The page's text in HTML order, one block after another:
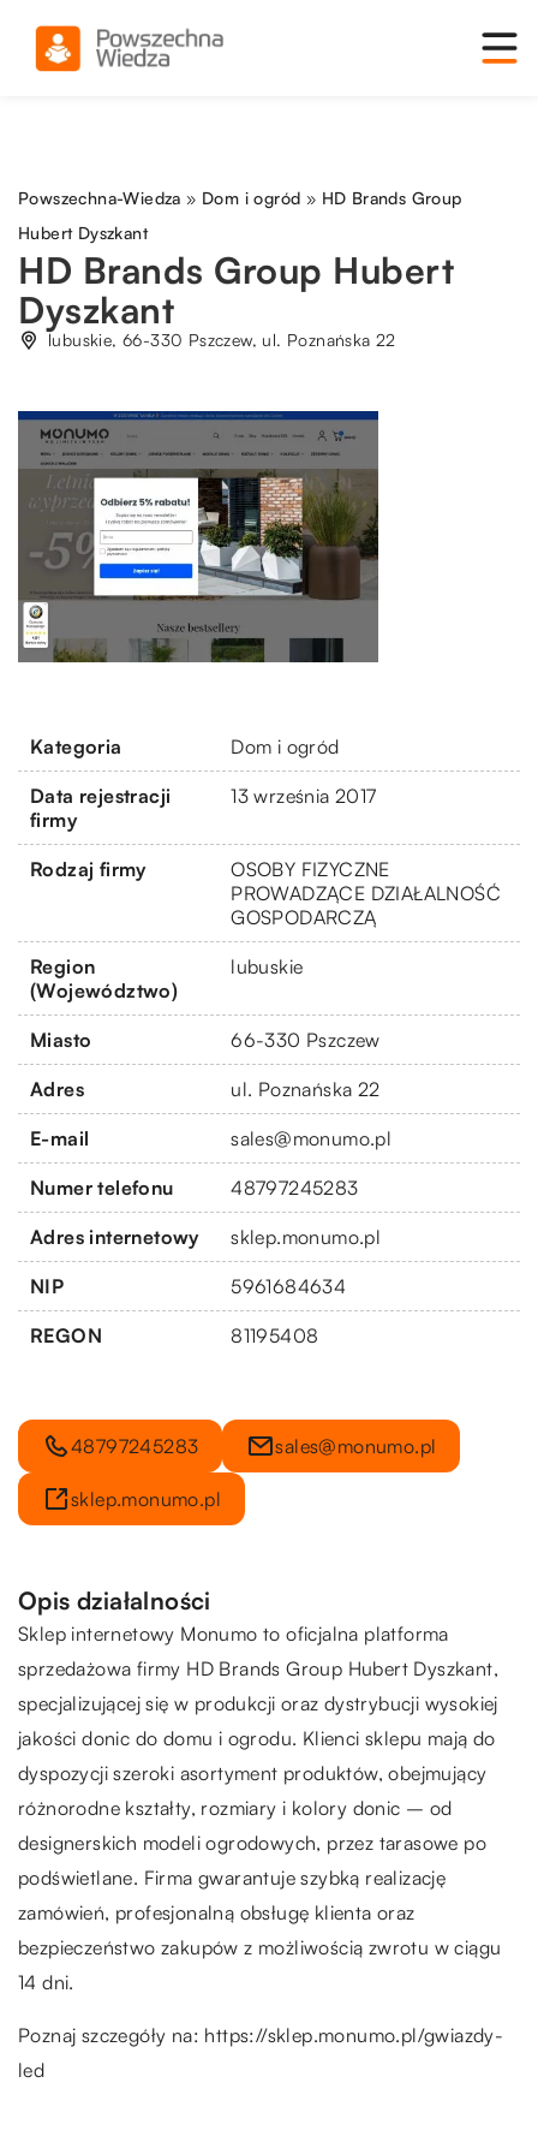
Powszechna-Wiedza » Dom i ogród » HD Brands Group
Hubert Dyszkant
HD Brands Group Hubert
Dyszkant
lubuskie, 66-330 Pszczew, ul. Poznańska 22
Kategoria Dom i ogród
Data rejestracji
firmy
13 września 2017
Rodzaj firmy
OSOBY FIZYCZNE
PROWADZĄCE DZIAŁALNOŚĆ
GOSPODARCZĄ
Region
(Województwo)
lubuskie
Miasto 66-330 Pszczew
Adres ul. Poznańska 22
E-mail sales@monumo.pl
Numer telefonu 48797245283
Adres internetowy sklep.monumo.pl
NIP 5961684634
REGON 81195408
48797245283 sales@monumo.pl
sklep.monumo.pl
Opis działalności
Sklep internetowy Monumo to oficjalna platforma
sprzedażowa firmy HD Brands Group Hubert Dyszkant,
specjalizującej się w produkcji oraz dystrybucji wysokiej
jakości donic do domu i ogrodu. Klienci sklepu mają do
dyspozycji szeroki asortyment produktów, obejmujący
różnorodne kształty, rozmiary i kolory donic – od
designerskich modeli ogrodowych, przez tarasowe po
podświetlane. Firma gwarantuje szybką realizację
zamówień, profesjonalną obsługę klienta oraz
bezpieczeństwo zakupów z możliwością zwrotu w ciągu
14 dni.
Poznaj szczegóły na: https://sklep.monumo.pl/gwiazdy-
led